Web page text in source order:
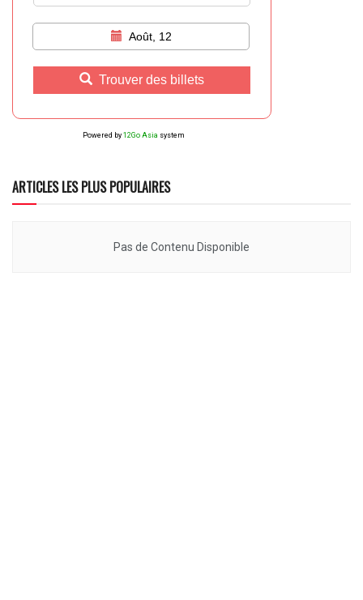
Août, 12
Trouver des billets
Powered by 12Go Asia system
ARTICLES LES PLUS POPULAIRES
Pas de Contenu Disponible